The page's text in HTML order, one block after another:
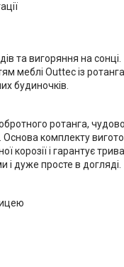
та вигоряння на сонці.
меблі Outtec із
будиночків.
ротанга,
комплекту
корозії і гарантує
і дуже просте в догляді.